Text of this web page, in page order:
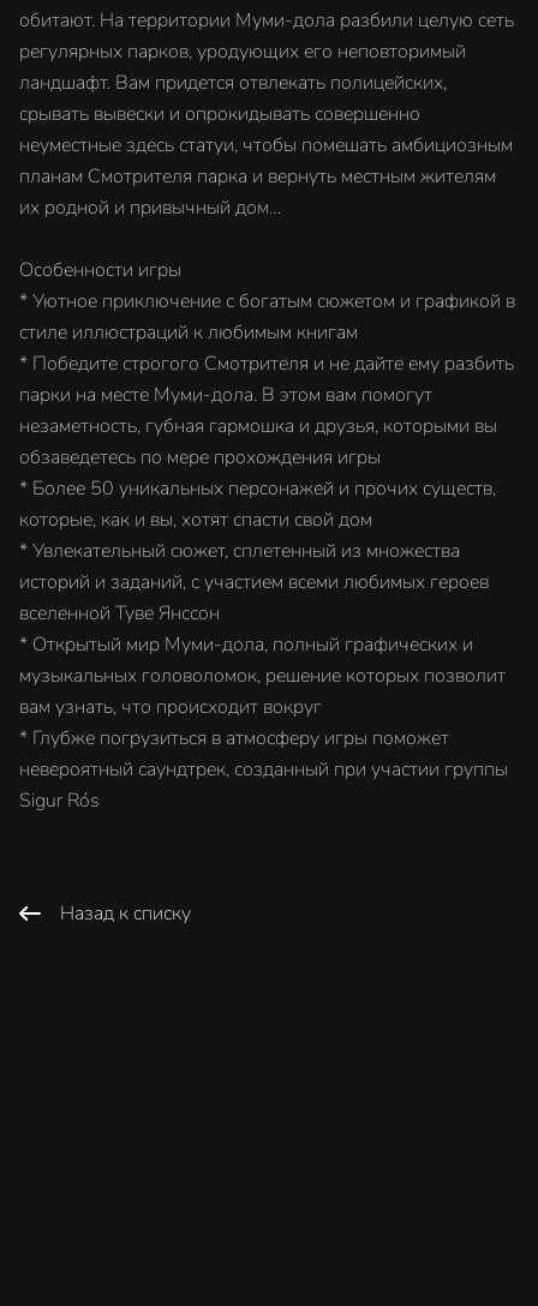
обитают. На территории Муми-дола разбили целую сеть
регулярных парков, уродующих его неповторимый
ландшафт. Вам придется отвлекать полицейских,
срывать вывески и опрокидывать совершенно
неуместные здесь статуи, чтобы помешать амбициозным
планам Смотрителя парка и вернуть местным жителям
их родной и привычный дом…
Особенности игры
* Уютное приключение с богатым сюжетом и графикой в
стиле иллюстраций к любимым книгам
* Победите строгого Смотрителя и не дайте ему разбить
парки на месте Муми-дола. В этом вам помогут
незаметность, губная гармошка и друзья, которыми вы
обзаведетесь по мере прохождения игры
* Более 50 уникальных персонажей и прочих существ,
которые, как и вы, хотят спасти свой дом
* Увлекательный сюжет, сплетенный из множества
историй и заданий, с участием всеми любимых героев
вселенной Туве Янссон
* Открытый мир Муми-дола, полный графических и
музыкальных головоломок, решение которых позволит
вам узнать, что происходит вокруг
* Глубже погрузиться в атмосферу игры поможет
невероятный саундтрек, созданный при участии группы
Sigur Rós
Назад к списку